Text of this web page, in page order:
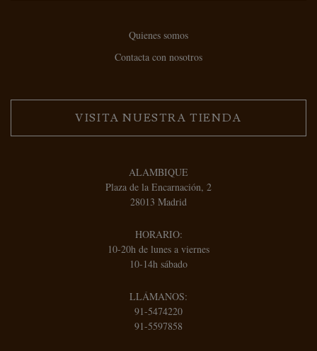
Quienes somos
Contacta con nosotros
VISITA NUESTRA TIENDA
ALAMBIQUE
Plaza de la Encarnación, 2
28013 Madrid
HORARIO:
10-20h de lunes a viernes
10-14h sábado
LLÁMANOS:
91-5474220
91-5597858